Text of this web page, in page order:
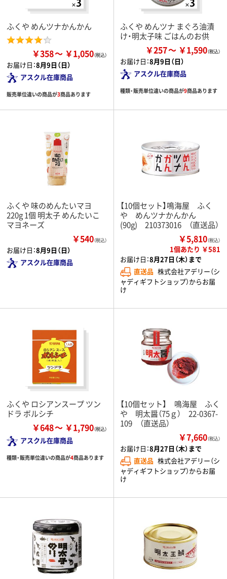
ふくや めんツナかんかん
￥358 ￥1,050
お届け日：8月9日（日）
アスクル在庫商品
販売単位違いの商品が3商品あります
ふくや めんツナ まぐろ油漬
け・明太子味 ごはんのお供
￥257 ￥1,590
お届け日：8月9日（日）
アスクル在庫商品
種類・販売単位違いの商品が9商品あります
ふくや 味のめんたいマヨ
220g 1個 明太子 めんたいこ
マヨネーズ
￥540（税込）
お届け日：8月9日（日）
アスクル在庫商品
【10個セット】鳴海屋 ふく
や めんツナかんかん
(90g) 210373016 （直送品）
￥5,810（税込）
1個あたり ￥581
お届け日：8月27日（木）まで
直送品 株式会社アデリー（シ
ャディギフトショップ）からお届
け
ふくや ロシアンスープ ツン
ドラ ボルシチ
￥648 ￥1,790
アスクル在庫商品
種類・販売単位違いの商品が4商品あります
【10個セット】 鳴海屋 ふく
や 明太醤（75ｇ） 22-0367-
109 （直送品）
￥7,660（税込）
お届け日：8月27日（木）まで
直送品 株式会社アデリー（シ
ャディギフトショップ）からお届
け